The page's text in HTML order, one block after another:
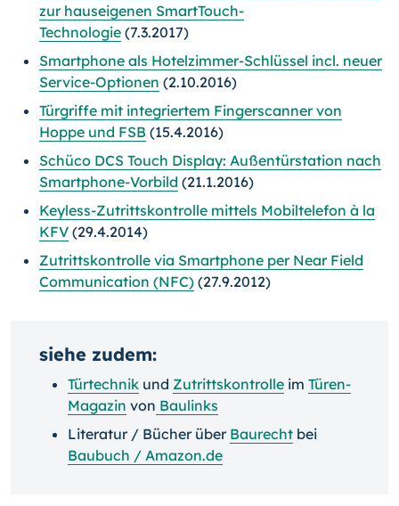
zur hauseigenen SmartTouch-
Technologie (7.3.2017)
Smartphone als Hotelzimmer-Schlüssel incl. neuer
Service-Optionen (2.10.2016)
Türgriffe mit integriertem Fingerscanner von
Hoppe und FSB (15.4.2016)
Schüco DCS Touch Display: Außentürstation nach
Smartphone-Vorbild (21.1.2016)
Keyless-Zutrittskontrolle mittels Mobiltelefon à la
KFV (29.4.2014)
Zutrittskontrolle via Smartphone per Near Field
Communication (NFC) (27.9.2012)
siehe zudem:
Türtechnik und Zutrittskontrolle im Türen-
Magazin von Baulinks
Literatur / Bücher über Baurecht bei
Baubuch / Amazon.de